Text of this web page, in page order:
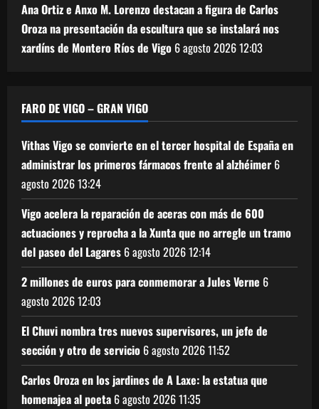
Ana Ortiz e Anxo M. Lorenzo destacan a figura de Carlos
Oroza na presentación da escultura que se instalará nos
xardíns de Montero Ríos de Vigo 6 agosto 202612:03
FARO DE VIGO – GRAN VIGO
Vithas Vigo se convierte en el tercer hospital de España en
administrar los primeros fármacos frente al alzhéimer 6
agosto 202613:24
Vigo acelera la reparación de aceras con más de 600
actuaciones y reprocha a la Xunta que no arregle un tramo
del paseo del Lagares 6 agosto 202612:14
2 millones de euros para conmemorar a Jules Verne 6
agosto 202612:03
El Chuvi nombra tres nuevos supervisores, un jefe de
sección y otro de servicio 6 agosto 202611:52
Carlos Oroza en los jardines de A Laxe: la estatua que
homenajea al poeta 6 agosto 202611:35